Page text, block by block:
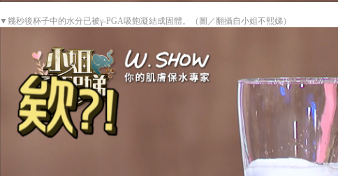
▼幾秒後杯子中的水分已被γ-PGA吸飽凝結成固體。（圖／翻攝自小姐不熙娣）